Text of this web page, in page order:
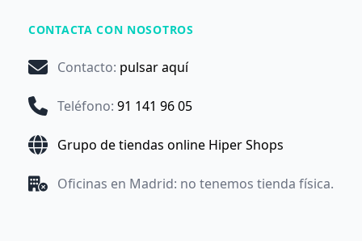
CONTACTA CON NOSOTROS
Contacto: pulsar aquí
Teléfono: 91 141 96 05
Grupo de tiendas online Hiper Shops
Oficinas en Madrid: no tenemos tienda física.